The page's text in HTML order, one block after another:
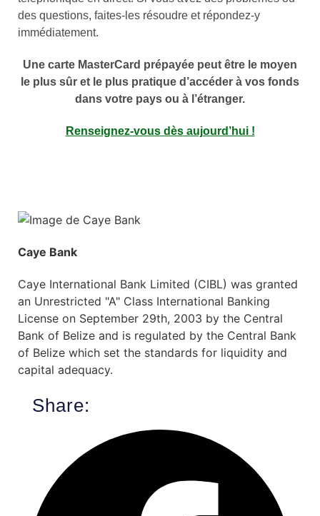
des questions, faites-les résoudre et répondez-y
immédiatement.
Une carte MasterCard prépayée peut être le moyen
le plus sûr et le plus pratique d’accéder à vos fonds
dans votre pays ou à l’étranger.
Renseignez-vous dès aujourd’hui !
Caye Bank
Caye International Bank Limited (CIBL) was granted
an Unrestricted "A" Class International Banking
License on September 29th, 2003 by the Central
Bank of Belize and is regulated by the Central Bank
of Belize which set the standards for liquidity and
capital adequacy.
Share: